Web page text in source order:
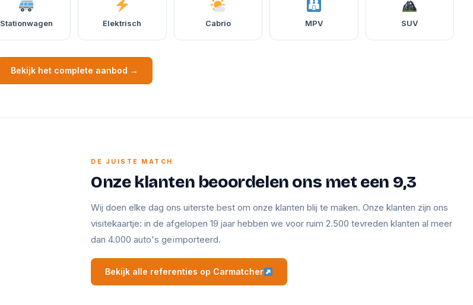
Stationwagen Elektrisch Cabrio MPV SUV
Bekijk het complete aanbod →
DE JUISTE MATCH
Onze klanten beoordelen ons met een 9,3
Wij doen elke dag ons uiterste best om onze klanten blij te maken. Onze klanten zijn ons
visitekaartje: in de afgelopen 19 jaar hebben we voor ruim 2.500 tevreden klanten al meer
dan 4.000 auto's geïmporteerd.
Bekijk alle referenties op Carmatcher